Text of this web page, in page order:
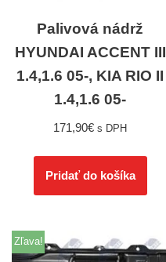
Palivová nádrž
HYUNDAI ACCENT III
1.4,1.6 05-, KIA RIO II
1.4,1.6 05-
171,90€ s DPH
Pridať do košíka
Zľava!